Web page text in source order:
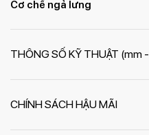
Cơ chế ngả lưng
THÔNG SỐ KỸ THUẬT (mm
CHÍNH SÁCH HẬU MÃI